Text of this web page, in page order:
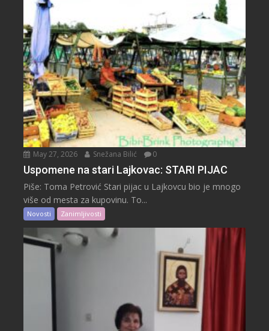
May 27, 2026 Snežana Bilić 0
Uspomene na stari Lajkovac: STARI PIJAC
Piše: Toma Petrović Stari pijac u Lajkovcu bio je mnogo
više od mesta za kupovinu. To...
Novosti Zanimljivosti